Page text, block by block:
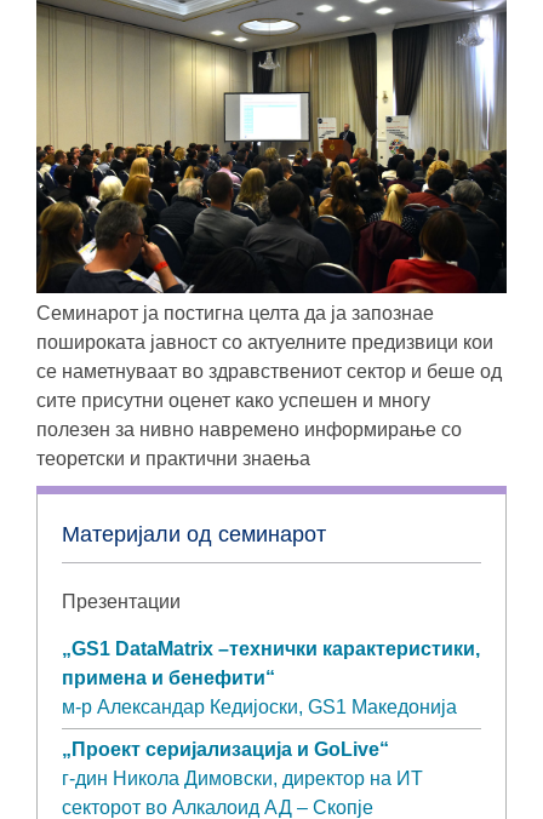
Семинарот ја постигна целта да ја запознае
пошироката јавност со актуелните предизвици кои
се наметнуваат во здравствениот сектор и беше од
сите присутни оценет како успешен и многу
полезен за нивно навремено информирање со
теоретски и практични знаења
Материјали од семинарот
Презентации
„GS1 DataMatrix –технички карактеристики,
примена и бенефити“
м-р Александар Кедијоски, GS1 Македонија
„Проект серијализација и GoLive“
г-дин Никола Димовски, директор на ИТ
секторот во Алкалоид АД – Скопје